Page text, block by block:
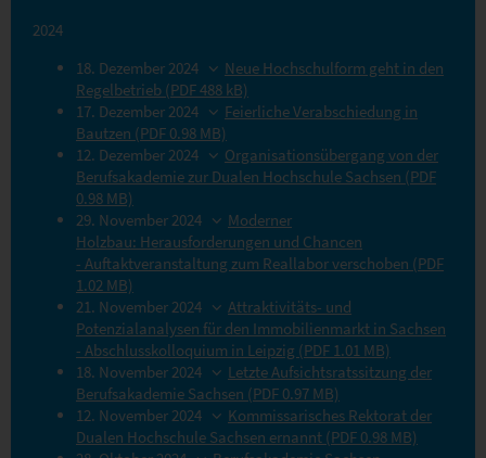
2024
18. Dezember 2024
Neue Hochschulform geht in den
Regelbetrieb (PDF 488 kB)
17. Dezember 2024
Feierliche Verabschiedung in
Bautzen (PDF 0.98 MB)
12. Dezember 2024
Organisationsübergang von der
Berufsakademie zur Dualen Hochschule Sachsen (PDF
0.98 MB)
29. November 2024
Moderner
Holzbau: Herausforderungen und Chancen
- Auftaktveranstaltung zum Reallabor verschoben (PDF
1.02 MB)
21. November 2024
Attraktivitäts- und
Potenzialanalysen für den Immobilienmarkt in Sachsen
- Abschlusskolloquium in Leipzig (PDF 1.01 MB)
18. November 2024
Letzte Aufsichtsratssitzung der
Berufsakademie Sachsen (PDF 0.97 MB)
12. November 2024
Kommissarisches Rektorat der
Dualen Hochschule Sachsen ernannt (PDF 0.98 MB)